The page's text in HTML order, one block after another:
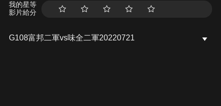
我的星等
影片給分
G108富邦二軍vs味全二軍20220721